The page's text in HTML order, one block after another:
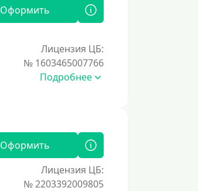
Оформить
Лицензия ЦБ:
№ 1603465007766
Подробнее
Оформить
Лицензия ЦБ:
№ 2203392009805